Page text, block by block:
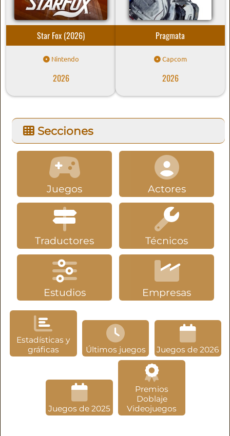
Star Fox (2026)
Nintendo
2026
Pragmata
Capcom
2026
Secciones
Juegos Actores
Traductores Técnicos
Estudios Empresas
Estadísticas y
gráficas
Últimos juegos Juegos de 2026
Juegos de 2025
Premios
Doblaje
Videojuegos